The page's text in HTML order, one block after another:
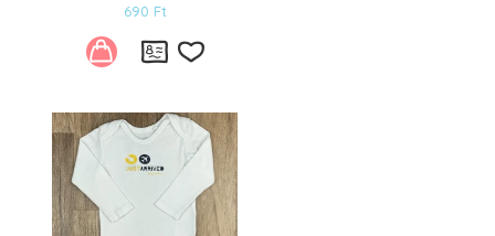
690 Ft
Kívánságlistára